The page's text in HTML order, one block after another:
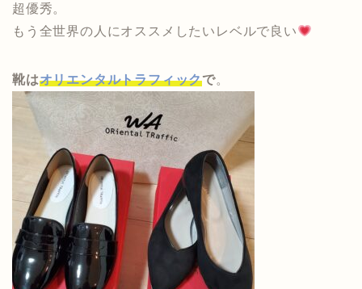
超優秀。
もう全世界の人にオススメしたいレベルで良い
靴はオリエンタルトラフィックで。